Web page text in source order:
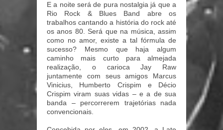
E a noite será de pura nostalgia já que a
Rio Rock & Blues Band abre os
trabalhos cantando a história do rock até
os anos 80. Será que na música, assim
como no amor, existe a tal fórmula de
sucesso? Mesmo que haja algum
caminho mais curto para almejada
realização, o carioca Jay Raw
juntamente com seus amigos Marcus
Vinicius, Humberto Crispim e Décio
Crispim viram suas vidas – e a de sua
banda – percorrerem trajetórias nada
convencionais.